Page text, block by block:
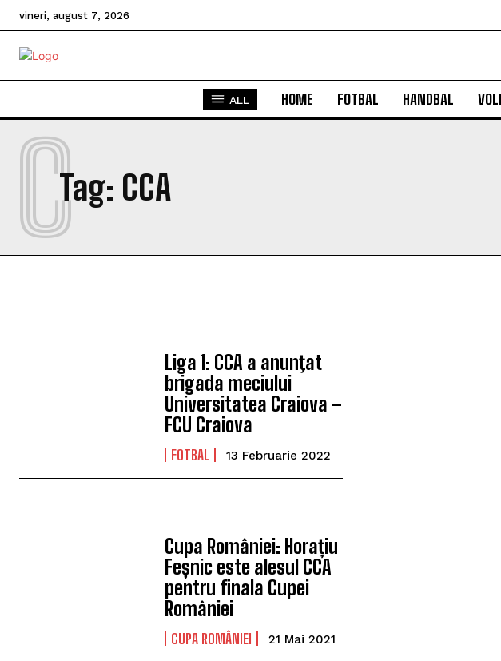
vineri, august 7, 2026
ALL HOME FOTBAL HANDBAL
Tag: CCA
C
Liga 1: CCA a anunţat
brigada meciului
Universitatea Craiova –
FCU Craiova
FOTBAL 13 Februarie 2022
Cupa României: Horațiu
Feșnic este alesul CCA
pentru finala Cupei
României
CUPA ROMÂNIEI 21 Mai 2021